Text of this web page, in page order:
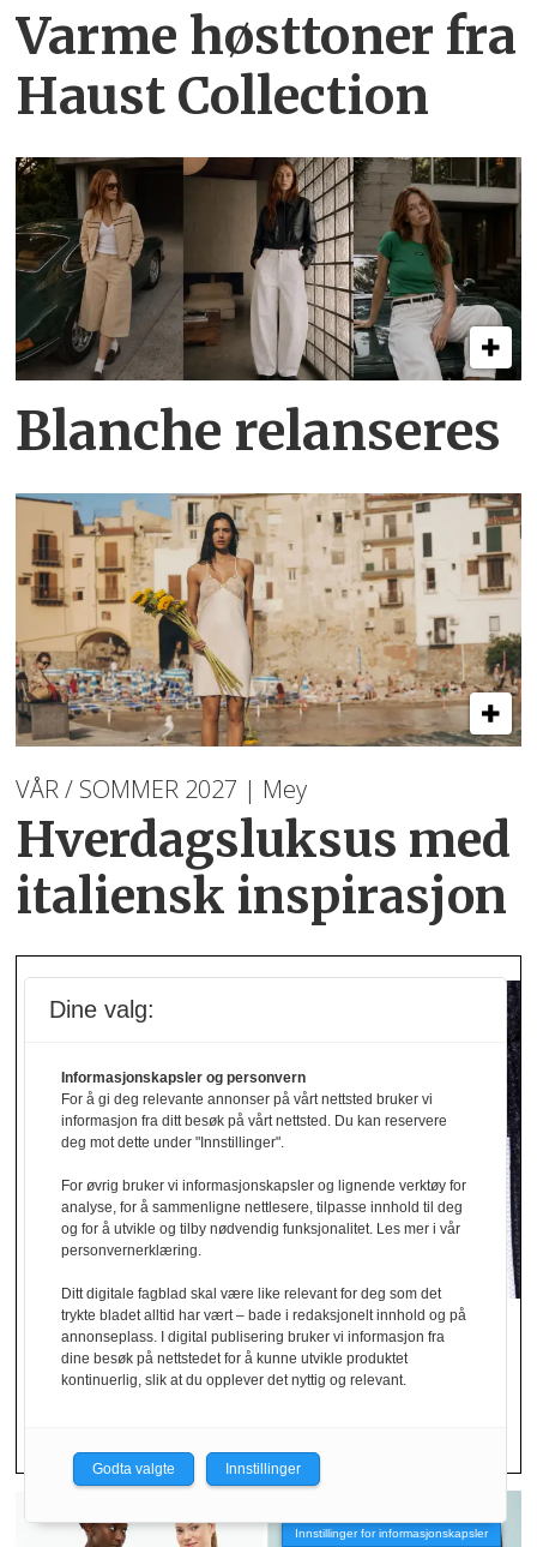
Varme høsttoner fra
Haust Collection
Blanche relanseres
VÅR / SOMMER 2027 | Mey
Hverdagsluksus med
italiensk inspirasjon
Avdekket stor andel
feil­merking av klær
Innstillinger for informasjonskapsler
Dine valg:
Informasjonskapsler og personvern
For å gi deg relevante annonser på vårt nettsted bruker vi
informasjon fra ditt besøk på vårt nettsted. Du kan reservere
deg mot dette under "Innstillinger".
For øvrig bruker vi informasjonskapsler og lignende verktøy for
analyse, for å sammenligne nettlesere, tilpasse innhold til deg
og for å utvikle og tilby nødvendig funksjonalitet. Les mer i vår
personvernerklæring.
Ditt digitale fagblad skal være like relevant for deg som det
trykte bladet alltid har vært – bade i redaksjonelt innhold og på
annonseplass. I digital publisering bruker vi informasjon fra
dine besøk på nettstedet for å kunne utvikle produktet
kontinuerlig, slik at du opplever det nyttig og relevant.
Godta valgte Innstillinger